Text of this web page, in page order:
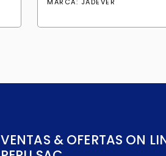
VENTAS & OFERTAS ON